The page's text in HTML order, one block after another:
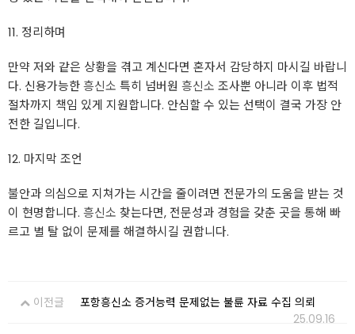
11. 정리하며
만약 저와 같은 상황을 겪고 계신다면 혼자서 감당하지 마시길 바랍니
다. 신용가능한흥신소 특히 넘버원 흥신소 조사뿐 아니라 이후 법적
절차까지 책임 있게 지원합니다. 안심할 수 있는 선택이 결국 가장 안
전한 길입니다.
12. 마지막 조언
불안과 의심으로 지쳐가는 시간을 줄이려면 전문가의 도움을 받는 것
이 현명합니다. 흥신소 찾는다면, 전문성과 경험을 갖춘 곳을 통해 빠
르고 별 탈 없이 문제를 해결하시길 권합니다.
이전글
포항흥신소 증거능력 문제없는 불륜 자료 수집 의뢰
25.09.16